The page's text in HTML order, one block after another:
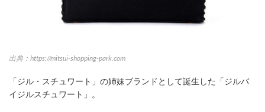
出典：https://mitsui-shopping-park.com
「ジル・スチュワート」の姉妹ブランドとして誕生した「ジルバ
イジルスチュワート」。